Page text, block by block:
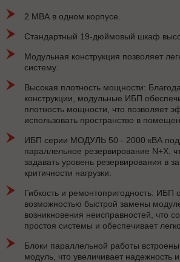
2 МВА в одном корпусе.
Стандартный 19-дюймовый шкаф
Модульная конструкция позволяет
систему.
Высокая плотность мощности:
конструкции, модульные ИБП
плотность мощности, что позволяет
использовать пространство в
ИБП серии МОДУЛЬ 50 - 2000 кВА
параллельное резервирование N+X,
задавать уровень резервирования в
критичности нагрузки.
Гибкость и ремонтопригодность: ИБП
возможностью быстрой замены
возникновения неисправностей, что
простоя системы и обеспечивает
Блоки параллельной работы
модуль, что увеличивает надежность